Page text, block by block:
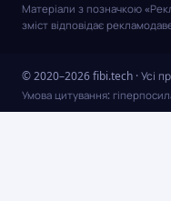
Матеріали з позначкою
зміст відповідає
© 2020–2026 fibi.tech · Усі
Умова цитування: